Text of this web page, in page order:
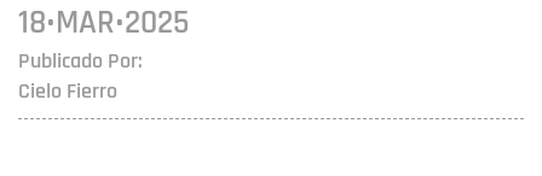
Publicado Por:
Cielo Fierro
18•MAR•2025